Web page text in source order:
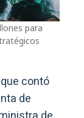
para
contó
de